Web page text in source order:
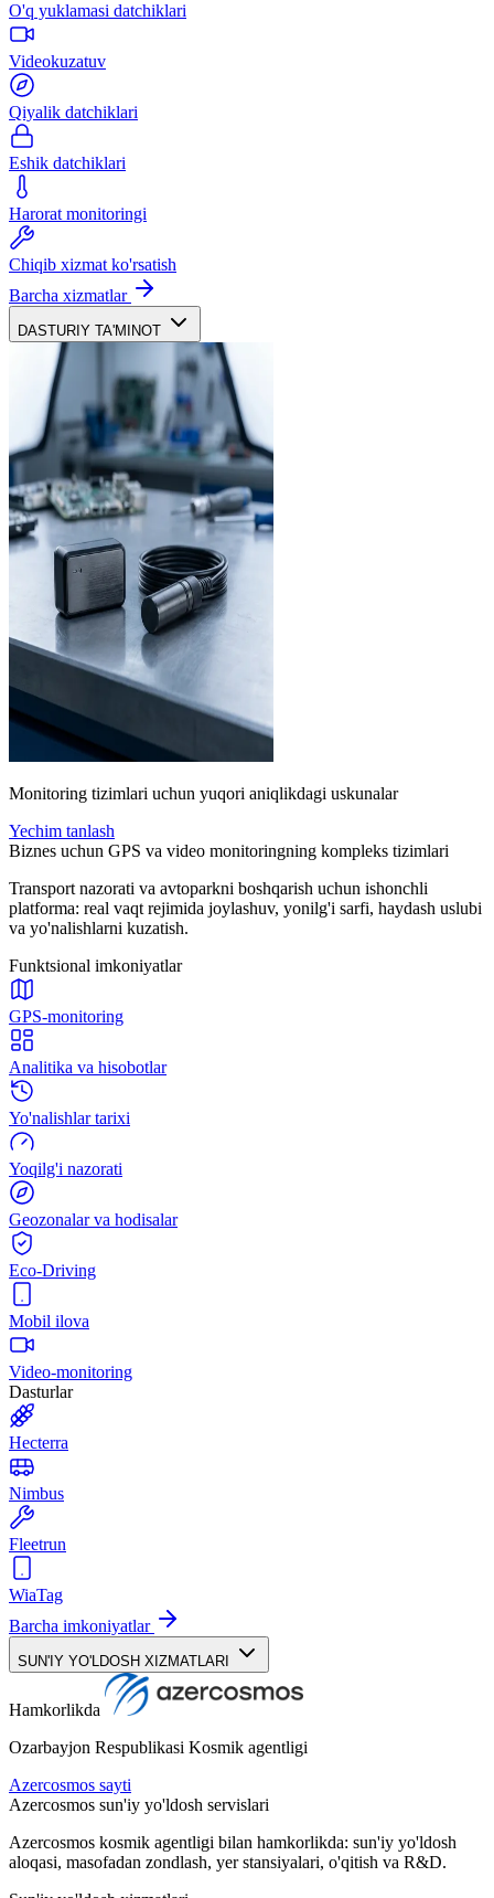
O'q yuklamasi datchiklari
Videokuzatuv
Qiyalik datchiklari
Eshik datchiklari
Harorat monitoringi
Chiqib xizmat ko'rsatish
Barcha xizmatlar
DASTURIY TA'MINOT
Monitoring tizimlari uchun yuqori aniqlikdagi uskunalar
Yechim tanlash
Biznes uchun GPS va video monitoringning kompleks tizimlari
Transport nazorati va avtoparkni boshqarish uchun ishonchli
platforma: real vaqt rejimida joylashuv, yonilg'i sarfi, haydash uslubi
va yo'nalishlarni kuzatish.
Funktsional imkoniyatlar
GPS-monitoring
Analitika va hisobotlar
Yo'nalishlar tarixi
Yoqilg'i nazorati
Geozonalar va hodisalar
Eco-Driving
Mobil ilova
Video-monitoring
Dasturlar
Hecterra
Nimbus
Fleetrun
WiaTag
Barcha imkoniyatlar
SUN'IY YO'LDOSH XIZMATLARI
Hamkorlikda
Ozarbayjon Respublikasi Kosmik agentligi
Azercosmos sayti
Azercosmos sun'iy yo'ldosh servislari
Azercosmos kosmik agentligi bilan hamkorlikda: sun'iy yo'ldosh
aloqasi, masofadan zondlash, yer stansiyalari, o'qitish va R&D.